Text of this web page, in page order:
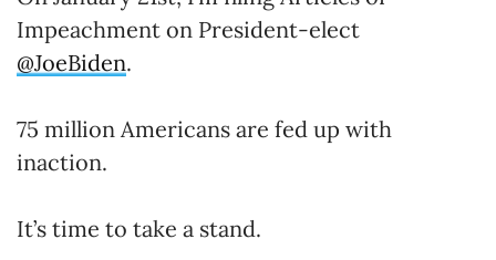
Impeachment on President-elect
@JoeBiden.
75 million Americans are fed up with
inaction.
It’s time to take a stand.